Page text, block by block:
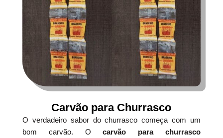
Carvão para Churrasco
O verdadeiro sabor do churrasco começa com um
bom carvão. Ocarvão para churrasco